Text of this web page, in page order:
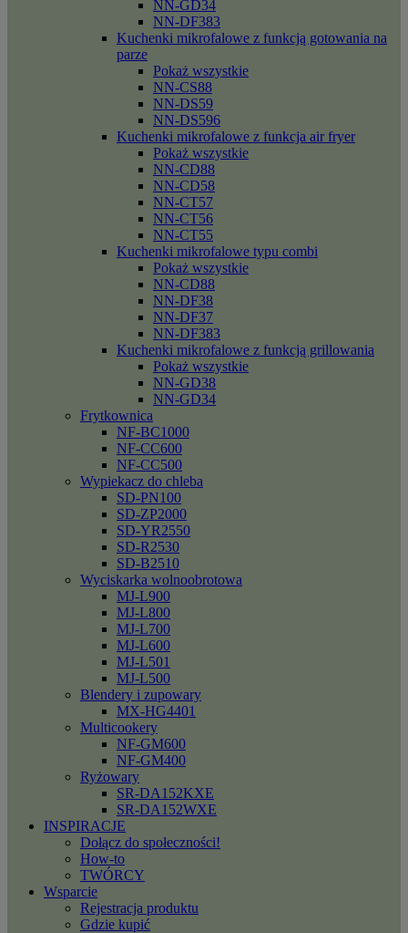
NN-GD34
NN-DF383
Kuchenki mikrofalowe z funkcją gotowania na
parze
Pokaż wszystkie
NN-CS88
NN-DS59
NN-DS596
Kuchenki mikrofalowe z funkcja air fryer
Pokaż wszystkie
NN-CD88
NN-CD58
NN-CT57
NN-CT56
NN-CT55
Kuchenki mikrofalowe typu combi
Pokaż wszystkie
NN-CD88
NN-DF38
NN-DF37
NN-DF383
Kuchenki mikrofalowe z funkcją grillowania
Pokaż wszystkie
NN-GD38
NN-GD34
Frytkownica
NF-BC1000
NF-CC600
NF-CC500
Wypiekacz do chleba
SD-PN100
SD-ZP2000
SD-YR2550
SD-R2530
SD-B2510
Wyciskarka wolnoobrotowa
MJ-L900
MJ-L800
MJ-L700
MJ-L600
MJ-L501
MJ-L500
Blendery i zupowary
MX-HG4401
Multicookery
NF-GM600
NF-GM400
Ryżowary
SR-DA152KXE
SR-DA152WXE
INSPIRACJE
Dołącz do społeczności!
How-to
TWÓRCY
Wsparcie
Rejestracja produktu
Gdzie kupić